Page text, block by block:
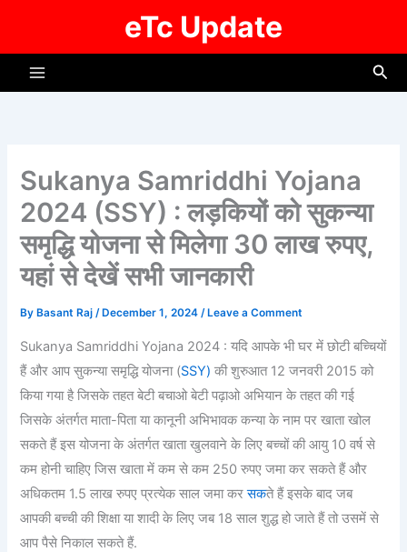
eTc Update
Sukanya Samriddhi Yojana
2024 (SSY) : लड़कियों को सुकन्या
समृद्धि योजना से मिलेगा 30 लाख रुपए,
यहां से देखें सभी जानकारी
By Basant Raj/ December 1, 2024/ Leave a Comment
Sukanya Samriddhi Yojana 2024 : यदि आपके भी घर में छोटी बच्चियों
हैं और आप सुकन्या समृद्धि योजना (SSY) की शुरुआत 12 जनवरी 2015 को
किया गया है जिसके तहत बेटी बचाओ बेटी पढ़ाओ अभियान के तहत की गई
जिसके अंतर्गत माता-पिता या कानूनी अभिभावक कन्या के नाम पर खाता खोल
सकते हैं इस योजना के अंतर्गत खाता खुलवाने के लिए बच्चों की आयु 10 वर्ष से
कम होनी चाहिए जिस खाता में कम से कम 250 रुपए जमा कर सकते हैं और
अधिकतम 1.5 लाख रुपए प्रत्येक साल जमा करसकते हैं इसके बाद जब
आपकी बच्ची की शिक्षा या शादी के लिए जब 18 साल शुद्ध हो जाते हैं तो उसमें से
आप पैसे निकाल सकते हैं.